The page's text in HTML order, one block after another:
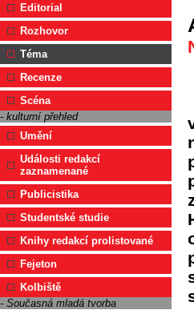
Editorial
Rozhovor
Téma
Recenze
Scéna
- kulturní přehled
Umění
Události redakcí
zaznamenané
Publicistika
Studentské studie
Knihy redakcí prolistované
Fejeton
Kolbiště
- Současná mladá tvorba